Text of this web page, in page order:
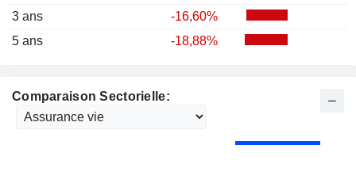
3 ans
-16,60%
5 ans
-18,88%
Comparaison Sectorielle: